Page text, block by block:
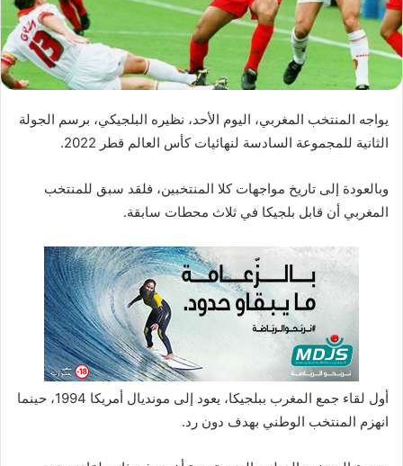
ل
ت
و
يواجه المنتخب المغربي، اليوم الأحد، نظيره البلجيكي، برسم الجولة
الثانية للمجموعة السادسة لنهائيات كأس العالم قطر 2022.
وبالعودة إلى تاريخ مواجهات كلا المنتخبين، فلقد سبق للمنتخب
المغربي أن قابل بلجيكا في ثلاث محطات سابقة.
أول لقاء جمع المغرب ببلجيكا، يعود إلى مونديال أمريكا 1994، حينما
انهزم المنتخب الوطني بهدف دون رد.